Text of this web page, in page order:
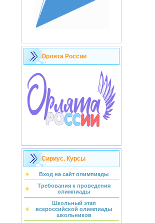
Орлята России
Сириус. Курсы
Вход на сайт олимпиады
Требования к проведения
олимпиады
Школьный этап
всероссийской олимпиады
школьников